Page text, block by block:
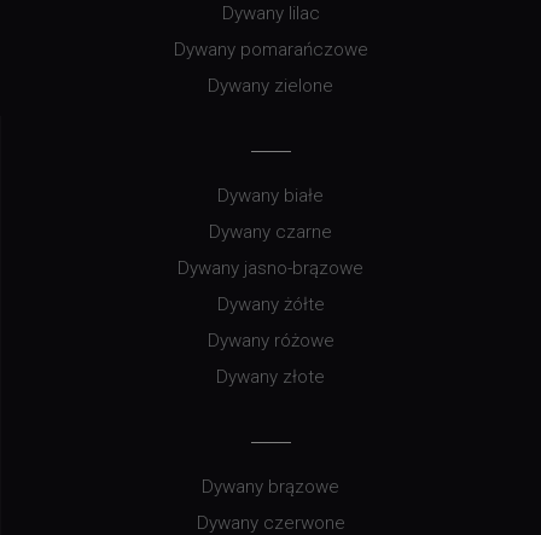
Dywany lilac
Dywany pomarańczowe
Dywany zielone
Dywany białe
Dywany czarne
Dywany jasno-brązowe
Dywany żółte
Dywany różowe
Dywany złote
Dywany brązowe
Dywany czerwone